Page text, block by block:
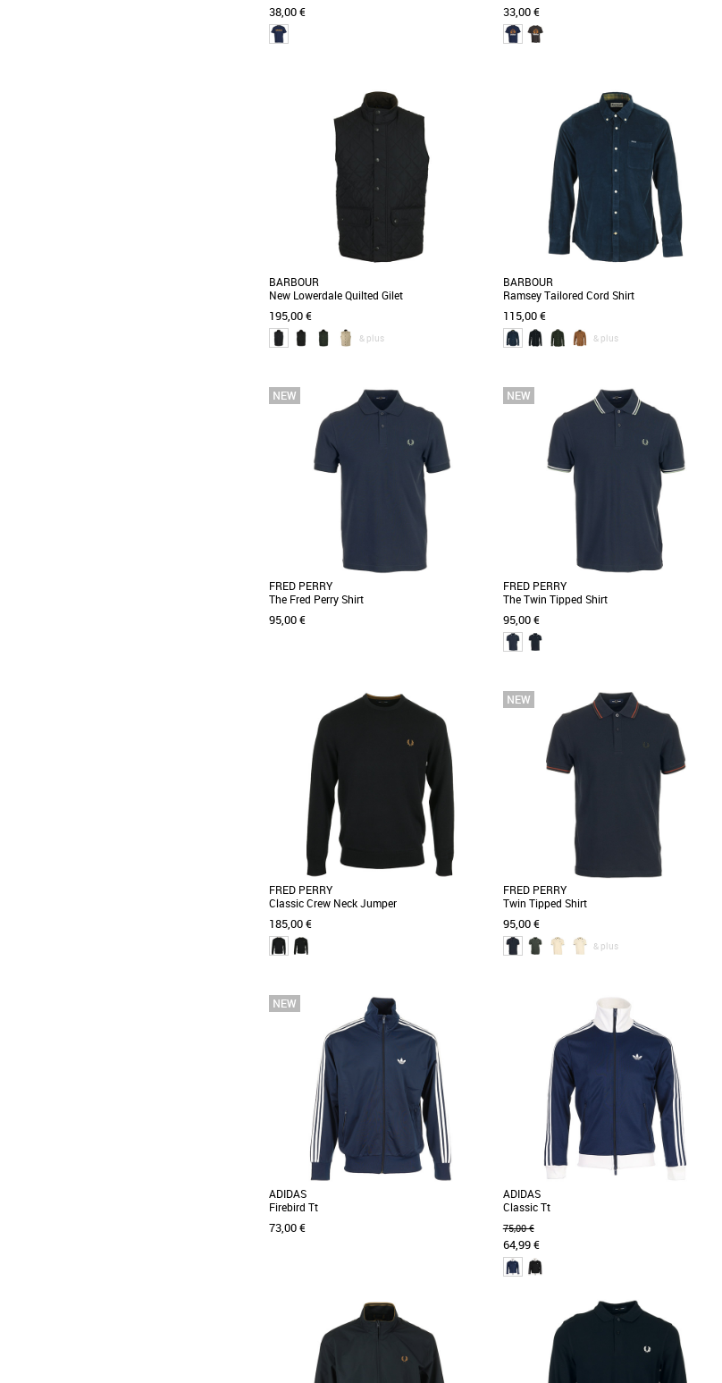
38,00 €
Découvrez le Timberland Ss Embroidered Tee,
un t-shirt pour homme alliant confort et style
pour la saison [...]
33,00 €
Découvrez le T-shirt Timberland Wwes Ss Front
Graphic, un incontournable de la collection
Automne-Hiver [...]
BARBOUR
New Lowerdale Quilted Gilet
195,00 €
& plus
L XL
Le Gilet Lowerdale reprend les codes
classiques de la marque Barbour. Un must
have que vous porterez [...]
BARBOUR
Ramsey Tailored Cord Shirt
115,00 €
& plus
S M L
Chemise décontractée de la marque Barbour à
manches longues. Velours garni de tartan sur
doublure [...]
FRED PERRY
The Fred Perry Shirt
95,00 €
Le polo Fred Perry The Fred Perry Shirt est un
incontournable de la garde-robe masculine,
alliant élégance [...]
FRED PERRY
The Twin Tipped Shirt
95,00 €
S M L
Le Polo Fred Perry The Twin Tipped Shirt
incarne l'élégance décontractée avec une
touche sportive, [...]
FRED PERRY
Classic Crew Neck Jumper
185,00 €
S M L
Pull ras du cou simple à l'esprit sport
confectionné dans un mélange de laine
mérinos. Ce pull [...]
FRED PERRY
Twin Tipped Shirt
95,00 €
& plus
La Fred Perry Twin Tipped Shirt est un polo
masculin alliant élégance et confort, idéal pour
la saison [...]
ADIDAS
Firebird Tt
73,00 €
La veste adidas Firebird Tt est un
incontournable du vestiaire sportswear
masculin, alliant style intemporel [...]
ADIDAS
Classic Tt
75,00 €
64,99 €
Découvrez la veste adidas Classic Tt, un
incontournable de la collection sportswear
printemps-été [...]